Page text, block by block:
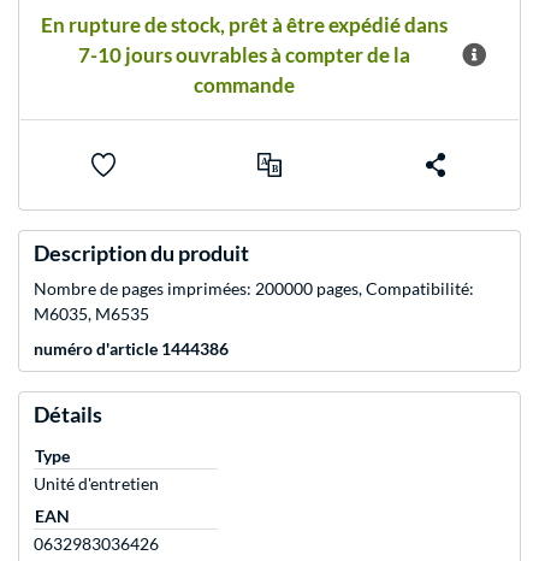
En rupture de stock, prêt à être expédié dans
7-10 jours ouvrables à compter de la
commande
Description du produit
Nombre de pages imprimées: 200000 pages, Compatibilité:
M6035, M6535
numéro d'article 1444386
Détails
Type
Unité d'entretien
EAN
0632983036426